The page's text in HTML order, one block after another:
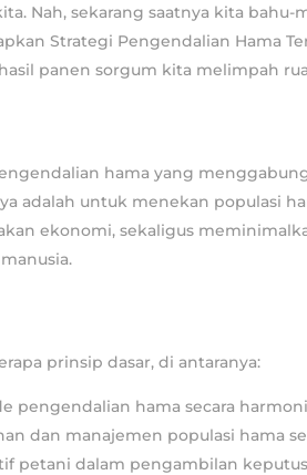
Nah, sekarang saatnya kita bahu-
Strategi Pengendalian Hama
panen sorgum kita melimpah
hama yang
adalah untuk menekan populasi
ekonomi, sekaligus
prinsip dasar, di antaranya:
pengendalian hama secara
dan manajemen populasi hama
petani dalam pengambilan